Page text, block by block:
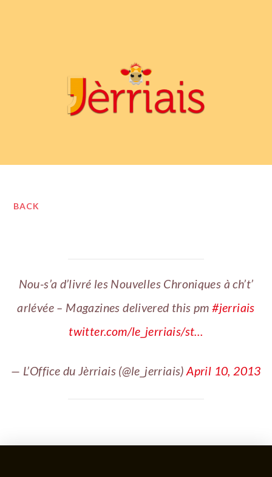
BACK
Nou-s’a d’livré les Nouvelles Chroniques à ch’t’
arlévée – Magazines delivered this pm#jerriais
twitter.com/le_jerriais/st…
— L’Office du Jèrriais (@le_jerriais)April 10, 2013